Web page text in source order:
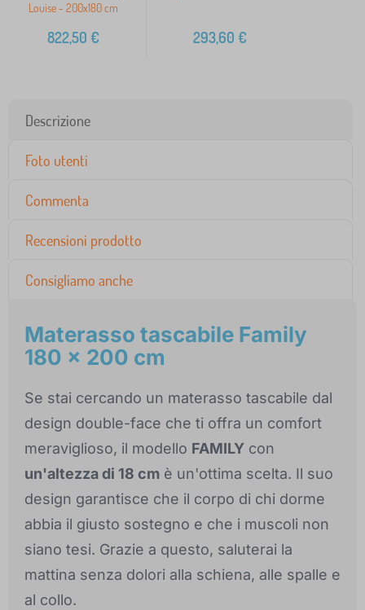
Louise - 200x180 cm
822,50 € 293,60 €
Descrizione
Foto utenti
Commenta
Recensioni prodotto
Consigliamo anche
Materasso tascabile Family
180 x 200 cm
Se stai cercando un materasso tascabile dal
design double-face che ti offra un comfort
meraviglioso, il modello FAMILY con
un'altezza di 18 cm è un'ottima scelta. Il suo
design garantisce che il corpo di chi dorme
abbia il giusto sostegno e che i muscoli non
siano tesi. Grazie a questo, saluterai la
mattina senza dolori alla schiena, alle spalle e
al collo.